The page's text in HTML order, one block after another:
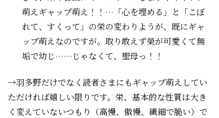
萌えギャップ萌え！！…「心を埋める」と「こぼ
れて、すくって」の栄の変わりようが、既にギャ
ップ萌えなのですが。取り敢えず榮が可愛くて無
垢で幼じ……じゃなくて、聖母っ！！
→羽多野だけでなく読者さまにもギャップ萌えしてい
ただければ嬉しい限りです。栄、基本的な性質は大き
く変えていないつもり（高慢、傲慢、繊細で脆い）で